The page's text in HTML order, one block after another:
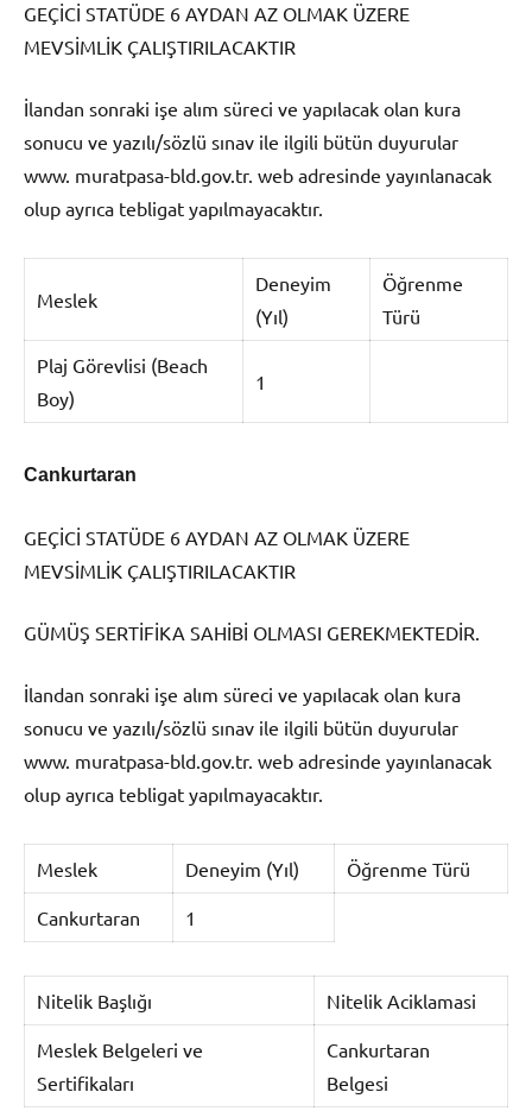
GEÇİCİ STATÜDE 6 AYDAN AZ OLMAK ÜZERE
MEVSİMLİK ÇALIŞTIRILACAKTIR
İlandan sonraki işe alım süreci ve yapılacak olan kura
sonucu ve yazılı/sözlü sınav ile ilgili bütün duyurular
www. muratpasa-bld.gov.tr. web adresinde yayınlanacak
olup ayrıca tebligat yapılmayacaktır.
Meslek
Deneyim
(Yıl)
Öğrenme
Türü
Plaj Görevlisi (Beach
Boy)
1
Cankurtaran
GEÇİCİ STATÜDE 6 AYDAN AZ OLMAK ÜZERE
MEVSİMLİK ÇALIŞTIRILACAKTIR
GÜMÜŞ SERTİFİKA SAHİBİ OLMASI GEREKMEKTEDİR.
İlandan sonraki işe alım süreci ve yapılacak olan kura
sonucu ve yazılı/sözlü sınav ile ilgili bütün duyurular
www. muratpasa-bld.gov.tr. web adresinde yayınlanacak
olup ayrıca tebligat yapılmayacaktır.
Meslek Deneyim (Yıl) Öğrenme Türü
Cankurtaran 1
Nitelik Başlığı Nitelik Aciklamasi
Meslek Belgeleri ve
Sertifikaları
Cankurtaran
Belgesi